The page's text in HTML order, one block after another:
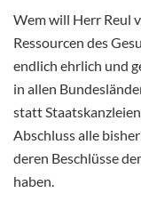
Wem will Herr Reul
Ressourcen des
endlich ehrlich und
in allen
statt
Abschluss alle
deren Beschlüsse
haben.